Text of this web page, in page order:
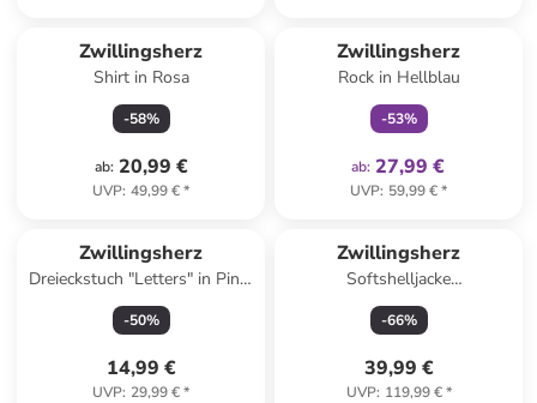
Zwillingsherz
Shirt in Rosa
-58%
ab: 20,99 €
UVP: 49,99 €*
Zwillingsherz
Rock in Hellblau
-53%
ab: 27,99 €
UVP: 59,99 €*
Zwillingsherz
Dreieckstuch "Letters" in Pink/
Bunt - (L)138 x (B)68 cm
-50%
14,99 €
UVP: 29,99 €*
Zwillingsherz
Softshelljacke
"Glücksmomente" in
Dunkelblau/ Pink
-66%
39,99 €
UVP: 119,99 €*